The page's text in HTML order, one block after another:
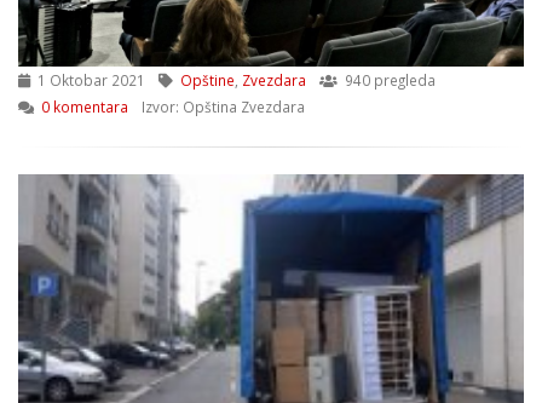
1 Oktobar 2021 Opštine, Zvezdara
940 pregleda
0 komentara
Izvor: Opština Zvezdara